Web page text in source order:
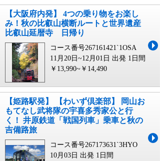
【大阪府内発】 4つの乗り物をお楽し
み！秋の比叡山横断ルートと世界遺産
比叡山延暦寺 日帰り
コース番号267161421`1OSA
11月20日~12月01日 出発 1日間
￥13,990~￥14,490
【姫路駅発】 【わいず倶楽部】 岡山お
もてなし武将隊の宇喜多秀家公と行
く！ 井原鉄道「戦国列車」乗車と秋の
吉備路旅
コース番号267173631`3HYO
10月03日 出発 1日間